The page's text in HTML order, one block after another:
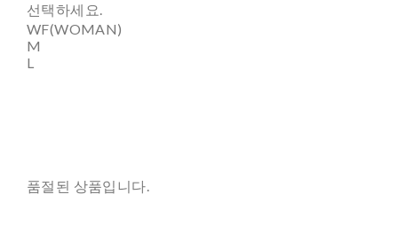
선택하세요.
WF(WOMAN)
M
L
품절된 상품입니다.